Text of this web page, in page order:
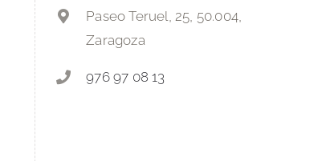
Paseo Teruel, 25, 50.004,
Zaragoza
976 97 08 13